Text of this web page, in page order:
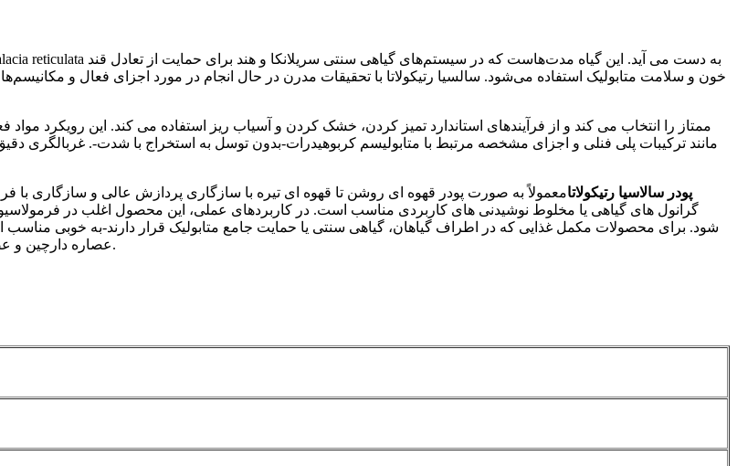
خون و سلامت متابولیک استفاده می‌شود. سالسیا رتیکولاتا با تحقیقات مدرن در حال انجام در مورد اجزای فعال و
مانند ترکیبات پلی فنلی و اجزای مشخصه مرتبط با متابولیسم کربوهیدرات-بدون توسل به استخراج با شدت-. غربالگری
پودر سالاسیا رتیکولاتامعمولاً به صورت پودر قهوه ای روشن تا قهوه ای تیره با سازگاری پردازش عالی و سازگاری با
گرانول های گیاهی یا مخلوط نوشیدنی های کاربردی مناسب است. در کاربردهای عملی، این محصول اغلب در
شود. برای محصولات مکمل غذایی که در اطراف گیاهان، گیاهی سنتی یا حمایت جامع متابولیک قرار دارند-به خوبی
عصاره دارچین و عصاره برگ توت ترکیب شود تا یک سیستم حمایت متابولیک گیاهی چند لایه ایجاد شود.